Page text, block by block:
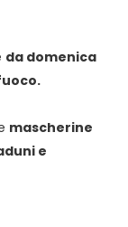
da domenica
mascherine
e